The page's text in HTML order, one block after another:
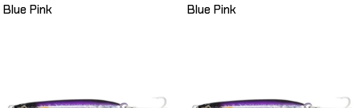
Blue Pink Blue Pink